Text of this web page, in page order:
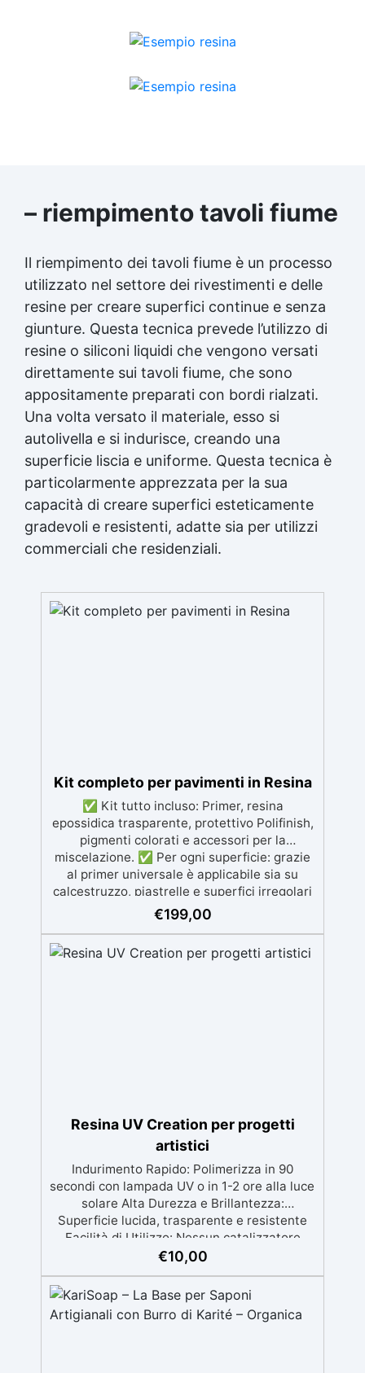
– riempimento tavoli fiume
Il riempimento dei tavoli fiume è un processo
utilizzato nel settore dei rivestimenti e delle
resine per creare superfici continue e senza
giunture. Questa tecnica prevede l’utilizzo di
resine o siliconi liquidi che vengono versati
direttamente sui tavoli fiume, che sono
appositamente preparati con bordi rialzati.
Una volta versato il materiale, esso si
autolivella e si indurisce, creando una
superficie liscia e uniforme. Questa tecnica è
particolarmente apprezzata per la sua
capacità di creare superfici esteticamente
gradevoli e resistenti, adatte sia per utilizzi
commerciali che residenziali.
Kit completo per pavimenti in Resina
✅ Kit tutto incluso: Primer, resina
epossidica trasparente, protettivo Polifinish,
pigmenti colorati e accessori per la
miscelazione. ✅ Per ogni superficie: grazie
al primer universale è applicabile sia su
calcestruzzo, piastrelle e superfici irregolari
o danneggiate. ✅ Facile da applicare: Video
Guida completa inclusa, 3 semplici passaggi,
finitura protettiva antigraffio. ✅ Risultati
€199,00
Resina UV Creation per progetti
artistici
Indurimento Rapido: Polimerizza in 90
secondi con lampada UV o in 1-2 ore alla luce
solare Alta Durezza e Brillantezza:
Superficie lucida, trasparente e resistente
Facilità di Utilizzo: Nessun catalizzatore
richiesto, applicala e indurisce subito
decorazioni personalizzate Nuova Formula:
Non lascia superfici appiccicose, risultato
pulito e sicuro
€10,00